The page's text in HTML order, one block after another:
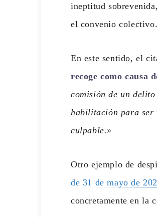
ineptitud
el convenio colectivo.
En este sentido, el
recoge como causa
comisión de un
habilitación para ser
culpable.»
Otro ejemplo de
de 31 de mayo de
concretamente en la